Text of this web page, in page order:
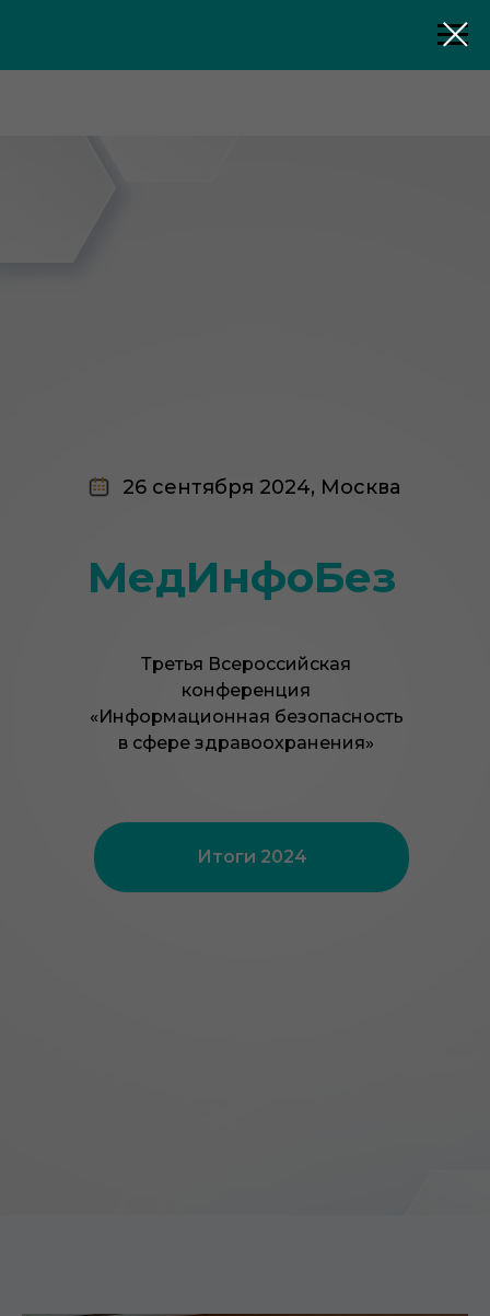
Третья Всероссийская
конференция
«Информационная безопасность
в сфере здравоохранения»
МедИнфоБез
26 сентября 2024, Москва
Итоги 2024